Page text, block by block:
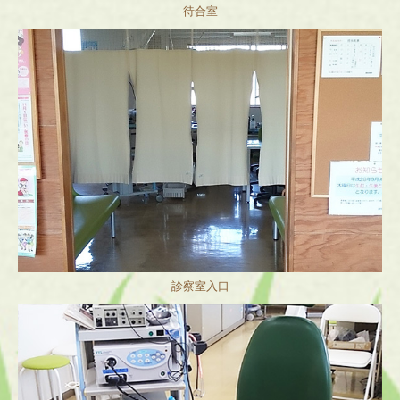
待合室
診察室入口